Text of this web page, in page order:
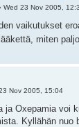
Wed 23 Nov 2005,
vaikutukset
miten
Nov 2005, 15:04
ja Oxepamia voi
Kyllähän